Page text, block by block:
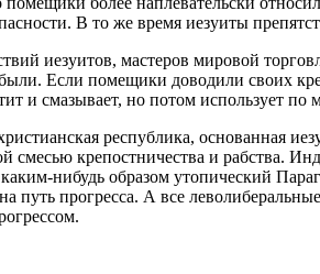
В то же время иезуиты
иезуитов, мастеров мировой
Если помещики доводили своих
и смазывает, но потом использует по
республика, основанная
крепостничества и рабства.
нибудь образом утопический
путь прогресса. А все